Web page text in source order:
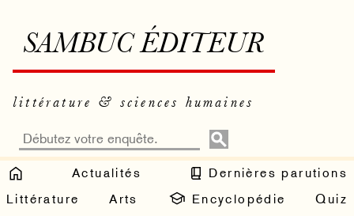
SAMBUC ÉDITEUR
littérature & sciences humaines
Actualités
Dernières parutions
Littérature
Arts Encyclopédie
Quiz